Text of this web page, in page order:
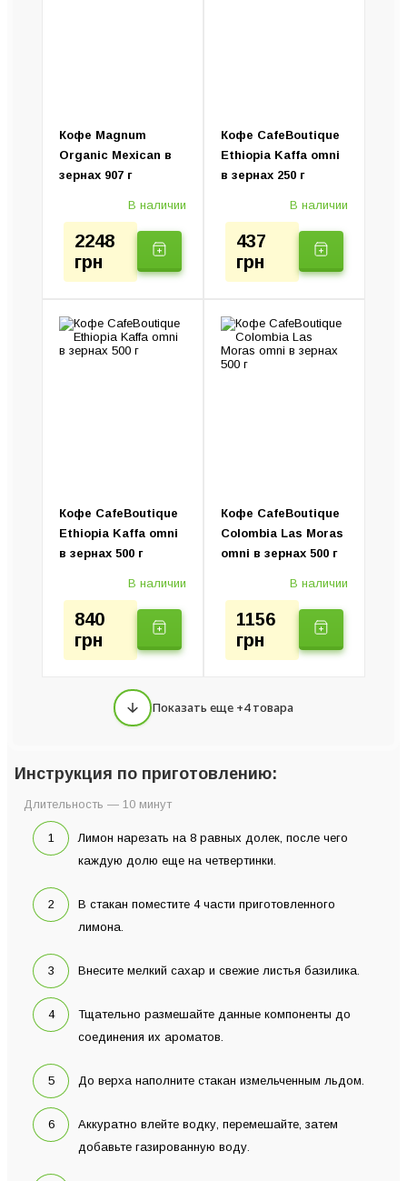
Кофе Magnum
Organic Mexican в
зернах 907 г
В наличии
2248
грн
Кофе CafeBoutique
Ethiopia Kaffa omni
в зернах 250 г
В наличии
437
грн
Кофе CafeBoutique
Ethiopia Kaffa omni
в зернах 500 г
В наличии
840
грн
Кофе CafeBoutique
Colombia Las Moras
omni в зернах 500 г
В наличии
1156
грн
Показать еще +4 товара
Инструкция по приготовлению:
Длительность — 10 минут
Лимон нарезать на 8 равных долек, после чего
каждую долю еще на четвертинки.
В стакан поместите 4 части приготовленного
лимона.
Внесите мелкий сахар и свежие листья базилика.
Тщательно размешайте данные компоненты до
соединения их ароматов.
До верха наполните стакан измельченным льдом.
Аккуратно влейте водку, перемешайте, затем
добавьте газированную воду.